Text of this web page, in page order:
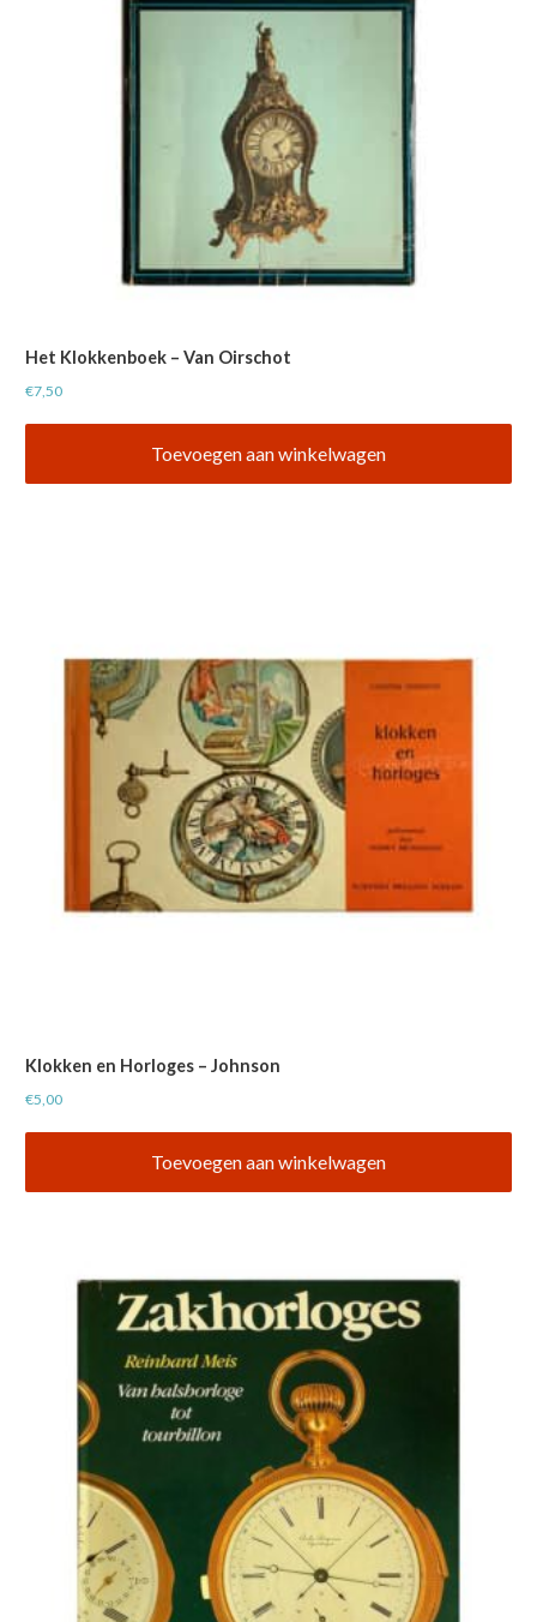
Het Klokkenboek – Van Oirschot
€7,50
Toevoegen aan winkelwagen
Klokken en Horloges – Johnson
€5,00
Toevoegen aan winkelwagen